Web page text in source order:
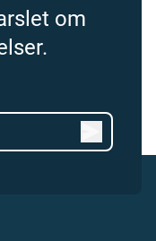
om